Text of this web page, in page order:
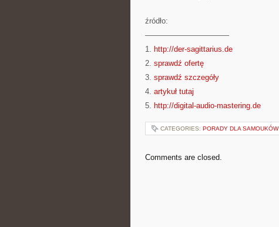
źródło:
———————————
1. http://der-sagittarius.de
2. sprawdź ofertę
3. sprawdź szczegóły
4. artykuł tutaj
5. http://digital-audio-mastering.de
CATEGORIES: PORADY DLA SAMOUKÓW
Comments are closed.